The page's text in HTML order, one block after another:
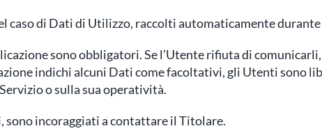
di Dati di Utilizzo, raccolti automaticamente durante
sono obbligatori. Se l’Utente rifiuta di
indichi alcuni Dati come facoltativi, gli Utenti sono
o sulla sua operatività.
sono incoraggiati a contattare il Titolare.